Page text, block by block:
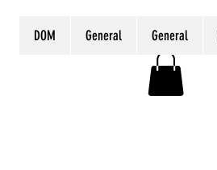
DOM General General